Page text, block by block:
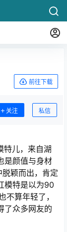
前往下载
关注 私信
特儿，来自湖
是颜值与身材
颖而出，肯定
模特是以为90
算年轻了，
了众多网友的